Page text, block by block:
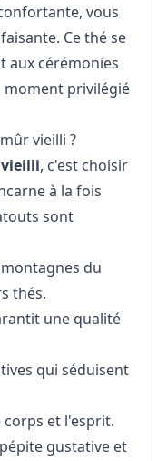
vous
Ce thé se
aux cérémonies
privilégié
vieilli ?
, c'est choisir
à la fois
sont
du
thés.
une qualité
qui séduisent
et l'esprit.
gustative et